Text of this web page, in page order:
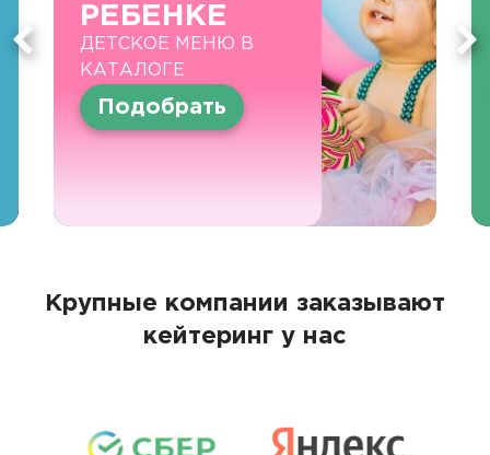
РЕБЕНКЕ
ДЕТСКОЕ МЕНЮ В
КАТАЛОГЕ
Подобрать
Крупные компании заказывают
кейтеринг у нас